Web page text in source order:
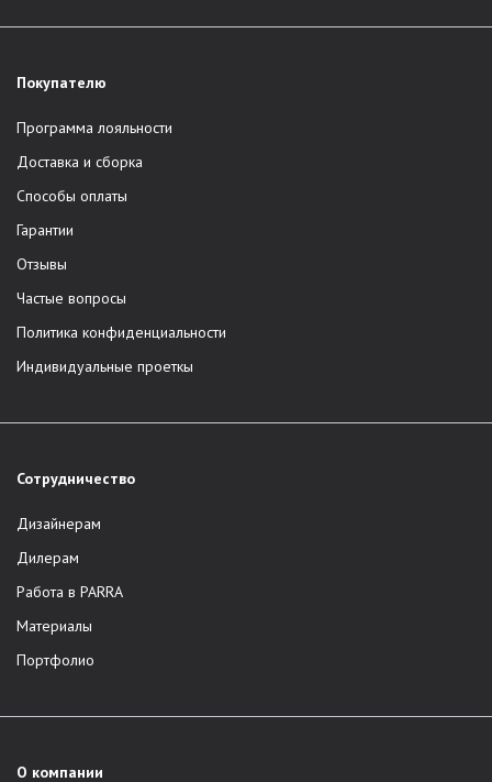
Покупателю
Программа лояльности
Доставка и сборка
Способы оплаты
Гарантии
Отзывы
Частые вопросы
Политика конфиденциальности
Индивидуальные проеткы
Сотрудничество
Дизайнерам
Дилерам
Работа в PARRA
Материалы
Портфолио
О компании